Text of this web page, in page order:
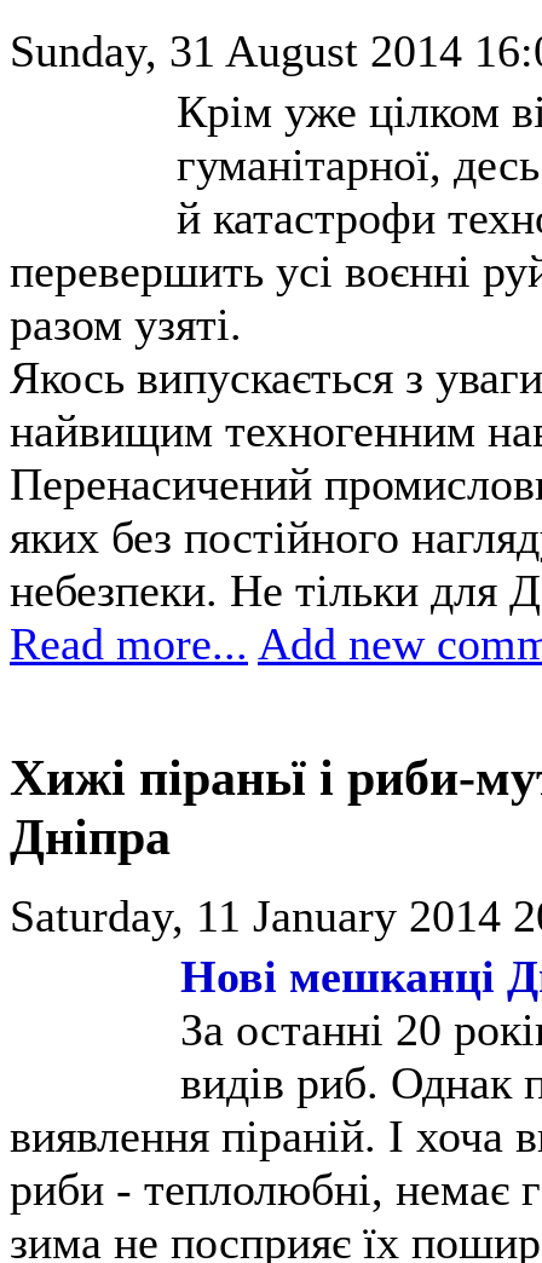
Sunday, 31 August 2014
Крім уже цілком
гуманітарної,
й катастрофи
перевершить усі воєнні
разом узяті.
Якось випускається з
найвищим техногенним
Перенасичений
яких без постійного
небезпеки. Не тільки для
Read more... Add new
Хижі піраньї і риби-
Дніпра
Saturday, 11 January 2014
Нові мешканці
За останні 20
видів риб. Однак
виявлення піраній. І хоча
риби - теплолюбні, немає
зима не посприяє їх